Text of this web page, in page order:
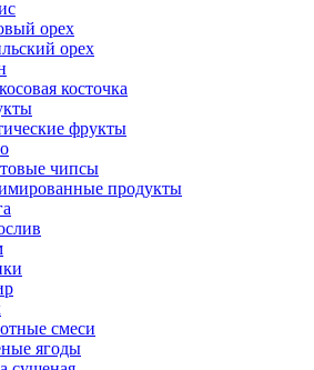
орех
орех
косточка
фрукты
чипсы
продукты
смеси
ягоды